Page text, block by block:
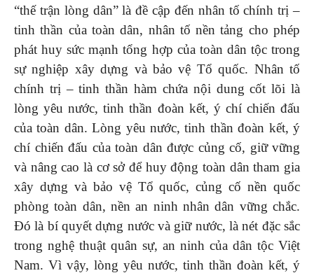
“thế trận lòng dân” là đề cập đến nhân tố chính trị –
tinh thần của toàn dân, nhân tố nền tảng cho phép
phát huy sức mạnh tổng hợp của toàn dân tộc trong
sự nghiệp xây dựng và bảo vệ Tổ quốc. Nhân tố
chính trị – tinh thần hàm chứa nội dung cốt lõi là
lòng yêu nước, tinh thần đoàn kết, ý chí chiến đấu
của toàn dân. Lòng yêu nước, tinh thần đoàn kết, ý
chí chiến đấu của toàn dân được củng cố, giữ vững
và nâng cao là cơ sở để huy động toàn dân tham gia
xây dựng và bảo vệ Tổ quốc, củng cố nền quốc
phòng toàn dân, nền an ninh nhân dân vững chắc.
Đó là bí quyết dựng nước và giữ nước, là nét đặc sắc
trong nghệ thuật quân sự, an ninh của dân tộc Việt
Nam. Vì vậy, lòng yêu nước, tinh thần đoàn kết, ý